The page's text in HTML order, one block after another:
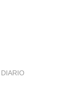
DIARIO